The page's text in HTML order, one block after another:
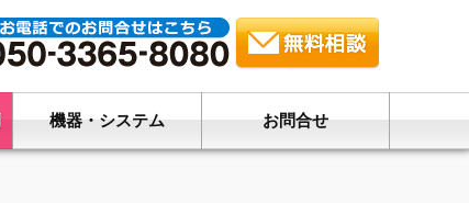
機器・システム お問合せ